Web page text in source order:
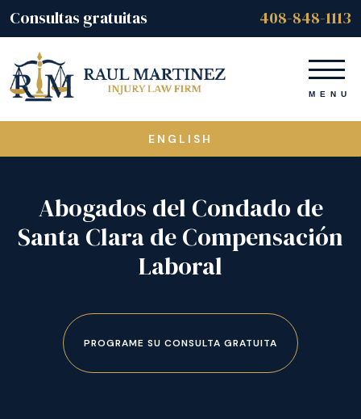
Consultas gratuitas 408-848-1113
ENGLISH
Abogados del Condado de
Santa Clara de Compensación
Laboral
PROGRAME SU CONSULTA GRATUITA